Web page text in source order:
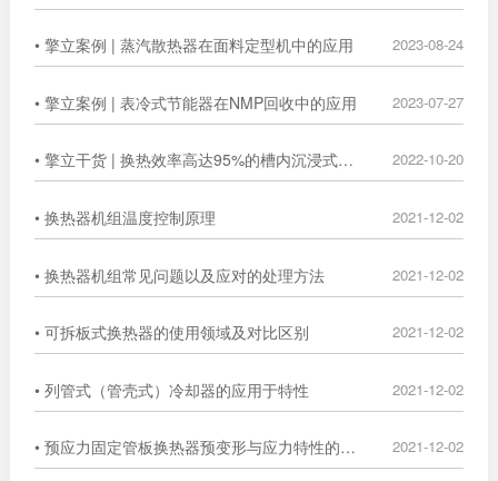
• 擎立案例 | 蒸汽散热器在面料定型机中的应用 2023-08-24
• 擎立案例 | 表冷式节能器在NMP回收中的应用 2023-07-27
• 擎立干货 | 换热效率高达95%的槽内沉浸式换热器 2022-10-20
• 换热器机组温度控制原理 2021-12-02
• 换热器机组常见问题以及应对的处理方法 2021-12-02
• 可拆板式换热器的使用领域及对比区别 2021-12-02
• 列管式（管壳式）冷却器的应用于特性 2021-12-02
• 预应力固定管板换热器预变形与应力特性的数值分析 2021-12-02